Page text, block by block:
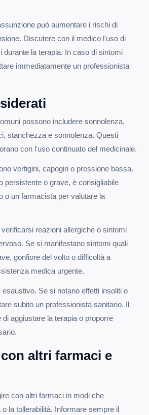
può aumentare i rischi di
Discutere con il medico l'uso di
durante la terapia. In caso di sintomi
immediatamente un professionista
possono includere sonnolenza,
stanchezza e sonnolenza. Questi
con l'uso continuato del medicinale.
vertigini, capogiri o pressione bassa.
persistente o grave, è consigliabile
o un farmacista per valutare la
reazioni allergiche o sintomi
Se si manifestano sintomi quali
gonfiore del volto o difficoltà a
medica urgente.
Se si notano effetti insoliti o
subito un professionista sanitario. Il
aggiustare la terapia o proporre
altri farmaci e
con altri farmaci in modi che
la tollerabilità. Informare sempre il